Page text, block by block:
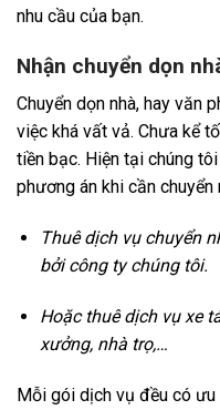
nhu cầu của bạn.
Nhận chuyển dọn
Chuyển dọn nhà, hay văn
việc khá vất vả. Chưa kể
tiền bạc. Hiện tại chúng
phương án khi cần chuyển
Thuê dịch vụ chuyển
bởi công ty chúng tôi.
Hoặc thuê dịch vụ xe
xưởng, nhà trọ,…
Mỗi gói dịch vụ đều có ưu